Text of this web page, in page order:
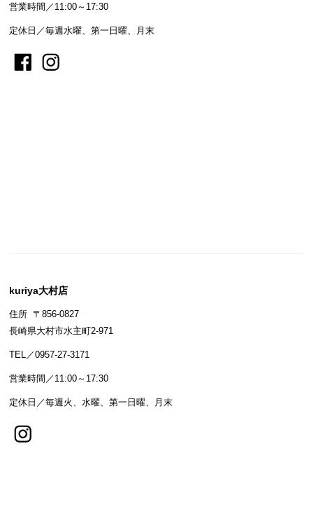
営業時間／11:00～17:30
定休日／毎週水曜、第一日曜、月末
kuriya大村店
住所 〒856-0827
長崎県大村市水主町2-971
TEL／0957-27-3171
営業時間／11:00～17:30
定休日／毎週火、水曜、第一日曜、月末